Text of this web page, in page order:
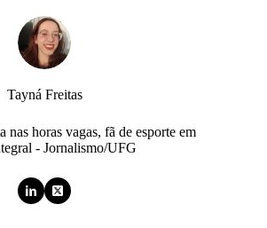
Tayná Freitas
nas horas vagas, fã de esporte em
- Jornalismo/UFG